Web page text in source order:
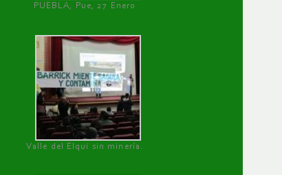
PUEBLA, Pue, 27 Enero
Valle del Elqui sin minería.